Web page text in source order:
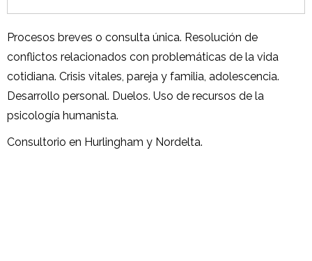
Procesos breves o consulta única. Resolución de
conflictos relacionados con problemáticas de la vida
cotidiana. Crisis vitales, pareja y familia, adolescencia.
Desarrollo personal. Duelos. Uso de recursos de la
psicología humanista.
Consultorio en Hurlingham y Nordelta.